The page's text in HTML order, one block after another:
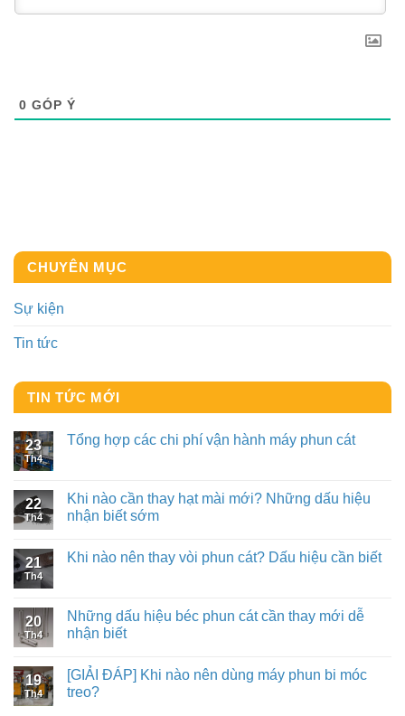
0 GÓP Ý
CHUYÊN MỤC
Sự kiện
Tin tức
TIN TỨC MỚI
23
Th4
Tổng hợp các chi phí vận hành máy phun cát
22
Th4
Khi nào cần thay hạt mài mới? Những dấu hiệu
nhận biết sớm
21
Th4
Khi nào nên thay vòi phun cát? Dấu hiệu cần biết
20
Th4
Những dấu hiệu béc phun cát cần thay mới dễ
nhận biết
19
Th4
[GIẢI ĐÁP] Khi nào nên dùng máy phun bi móc
treo?